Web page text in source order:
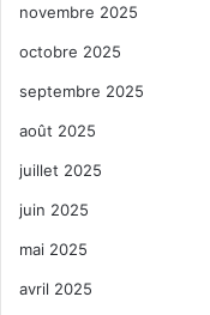
novembre 2025
octobre 2025
septembre 2025
août 2025
juillet 2025
juin 2025
mai 2025
avril 2025